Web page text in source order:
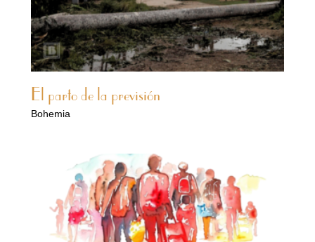
El parto de la previsión
Bohemia